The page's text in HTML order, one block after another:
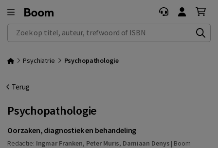
Zoek op titel, auteur, trefwoord of ISBN
Psychiatrie Psychopathologie
Terug
Psychopathologie
Oorzaken, diagnostiek en behandeling
Redactie: Ingmar Franken, Peter Muris, Damiaan Denys | Boom